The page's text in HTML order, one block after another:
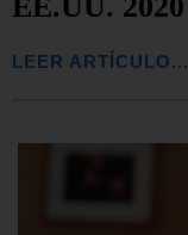
LEER ARTÍCULO...